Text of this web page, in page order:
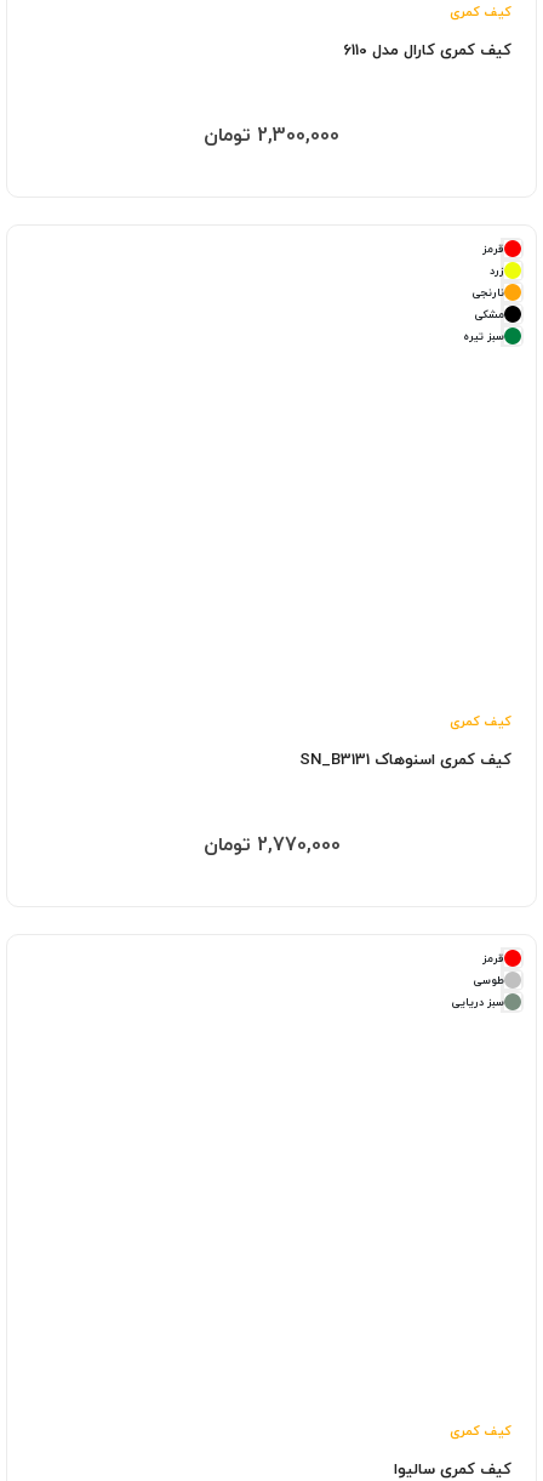
کیف کمری
کیف کمری کارال مدل 6110
2,300,000 تومان
کیف کمری
کیف کمری اسنوهاک SN_B3131
2,770,000 تومان
قرمز
زرد
نارنجی
مشکی
سبز تیره
کیف کمری
کیف کمری سالیوا
قرمز
طوسی
سبز دریایی